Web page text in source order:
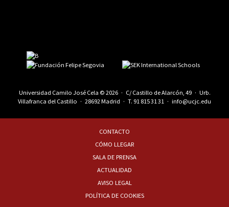
Universidad Camilo José Cela © 2026 · C/ Castillo de Alarcón, 49 · Urb.
Villafranca del Castillo · 28692 Madrid · T. 91 815 31 31 · info@ucjc.edu
CONTACTO
CÓMO LLEGAR
SALA DE PRENSA
ACTUALIDAD
AVISO LEGAL
POLÍTICA DE COOKIES